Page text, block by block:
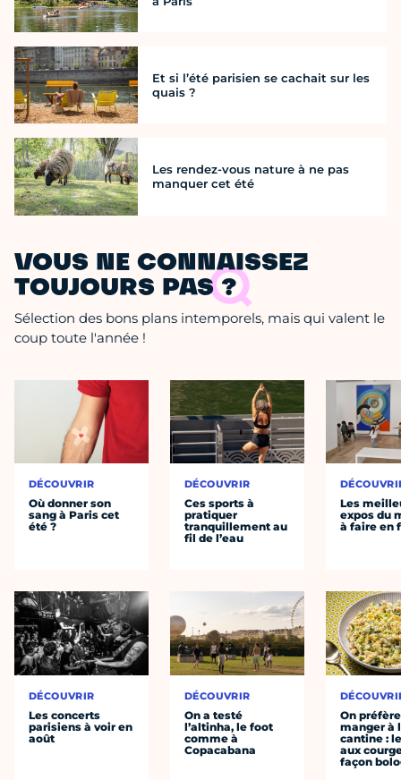
Et si l’été parisien se cachait sur les
quais ?
Les rendez-vous nature à ne pas
manquer cet été
VOUS NE CONNAISSEZ
TOUJOURS PAS ?
Sélection des bons plans intemporels, mais qui valent le
coup toute l'année !
DÉCOUVRIR
Où donner son
sang à Paris cet
été ?
DÉCOUVRIR
Les concerts
parisiens à voir en
août
DÉCOUVRIR
Ces sports à
pratiquer
tranquillement au
fil de l’eau
DÉCOUVRIR
On a testé
l’altinha, le foot
comme à
Copacabana
Les
expos du
à faire en
On préfère
manger à
cantine :
aux
façon